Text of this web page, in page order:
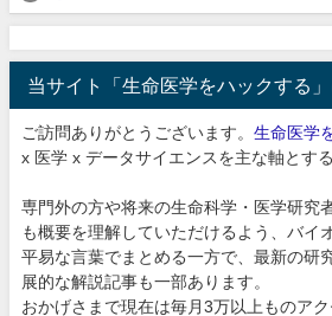
当サイト「生命医学をハックする
ご訪問ありがとうございます。 生命医学
x 医学 x データサイエンスを主な軸とす
専門外の方や将来の生命科学・医学研究
も概要を理解していただけるよう、バイ
平易な言葉でまとめる一方で、最新の研
展的な解説記事も一部あります。
おかげさまで現在は毎月3万以上ものア